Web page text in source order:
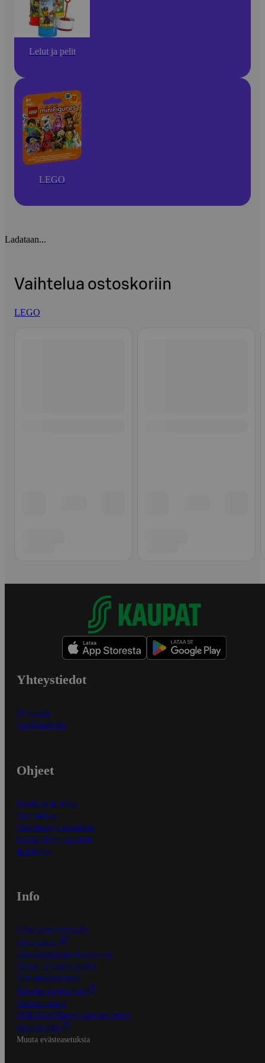
Lelut ja pelit
LEGO
Ladataan...
Vaihtelua ostoskoriin
LEGO
Yhteystiedot
Myymälät
Asiakaspalvelu
Ohjeet
Ensitilaajan ohjeet
Näin maksat
Näin tilaat ja muokkaat
Kaikki ohjeet ja vinkit
In English
Info
S-Business yrityksille
Oiva-raportit
Osuuskauppojen yhteystiedot
Tilaus- ja toimitusehdot
Tietosuojakäytäntö
Palvelun käyttöehdot
Saavutettavuus
Mobiilisovelluksen saavutettavuus
Mainostajalle
Muuta evästeasetuksia